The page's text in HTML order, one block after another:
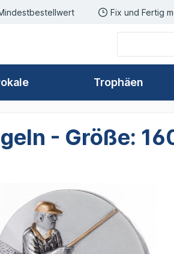
Fix und Fertig
Trophäen
- Größe: